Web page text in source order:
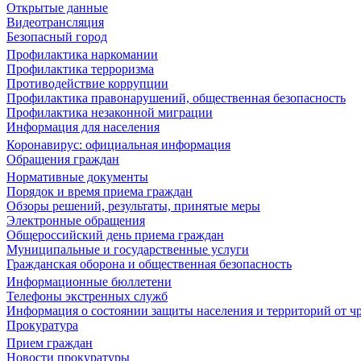
Открытые данные
Видеотрансляция
Безопасный город
Профилактика наркомании
Профилактика терроризма
Противодействие коррупции
Профилактика правонарушений, общественная безопасность
Профилактика незаконной миграции
Информация для населения
Коронавирус: официальная информация
Обращения граждан
Нормативные документы
Порядок и время приема граждан
Обзоры решений, результаты, принятые меры
Электронные обращения
Общероссийский день приема граждан
Муниципальные и государственные услуги
Гражданская оборона и общественная безопасность
Информационные бюллетени
Телефоны экстренных служб
Информация о состоянии защиты населения и территорий от
Прокуратура
Прием граждан
Новости прокуратуры